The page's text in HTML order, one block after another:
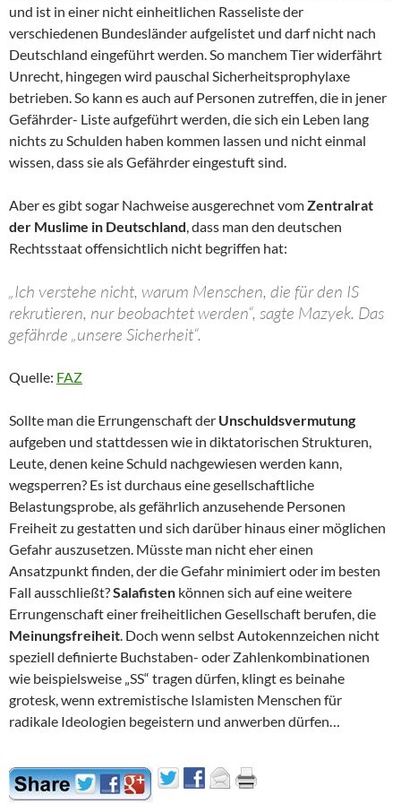
und ist in einer nicht einheitlichen Rasseliste der
verschiedenen Bundesländer aufgelistet und darf nicht nach
Deutschland eingeführt werden. So manchem Tier widerfährt
Unrecht, hingegen wird pauschal Sicherheitsprophylaxe
betrieben. So kann es auch auf Personen zutreffen, die in jener
Gefährder- Liste aufgeführt werden, die sich ein Leben lang
nichts zu Schulden haben kommen lassen und nicht einmal
wissen, dass sie als Gefährder eingestuft sind.
Aber es gibt sogar Nachweise ausgerechnet vomZentralrat
der Muslime in Deutschland, dass man den deutschen
Rechtsstaat offensichtlich nicht begriffen hat:
„Ich verstehe nicht, warum Menschen, die für den IS
rekrutieren, nur beobachtet werden“, sagte Mazyek. Das
gefährde „unsere Sicherheit“.
Quelle: FAZ
Sollte man die Errungenschaft der Unschuldsvermutung
aufgeben und stattdessen wie in diktatorischen Strukturen,
Leute, denen keine Schuld nachgewiesen werden kann,
wegsperren? Es ist durchaus eine gesellschaftliche
Belastungsprobe, als gefährlich anzusehende Personen
Freiheit zu gestatten und sich darüber hinaus einer möglichen
Gefahr auszusetzen. Müsste man nicht eher einen
Ansatzpunkt finden, der die Gefahr minimiert oder im besten
Fall ausschließt?Salafisten können sich auf eine weitere
Errungenschaft einer freiheitlichen Gesellschaft berufen, die
Meinungsfreiheit. Doch wenn selbst Autokennzeichen nicht
speziell definierte Buchstaben- oder Zahlenkombinationen
wie beispielsweise „SS“ tragen dürfen, klingt es beinahe
grotesk, wenn extremistische Islamisten Menschen für
radikale Ideologien begeistern und anwerben dürfen…